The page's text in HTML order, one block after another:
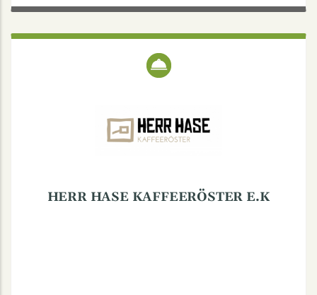
HERR HASE KAFFEERÖSTER E.K
HERR HASE KAFFEERÖSTER E.K